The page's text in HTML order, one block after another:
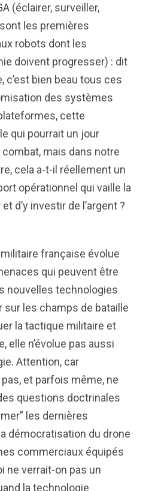
(éclairer, surveiller,
les premières
robots dont les
doivent progresser) : dit
c’est bien beau tous ces
des systèmes
cette
qui pourrait un jour
combat, mais dans notre
cela a-t-il réellement un
opérationnel qui vaille la
d’y investir de l’argent ?
française évolue
qui peuvent être
nouvelles technologies
sur les champs de bataille
la tactique militaire et
elle n’évolue pas aussi
Attention, car
pas, et parfois même, ne
questions doctrinales
les dernières
démocratisation du drone
commerciaux équipés
ne verrait-on pas un
la technologie